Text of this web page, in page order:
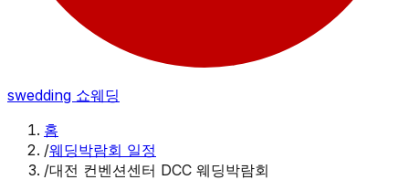
swedding 쇼웨딩
홈
/웨딩박람회 일정
/대전 컨벤션센터 DCC 웨딩박람회